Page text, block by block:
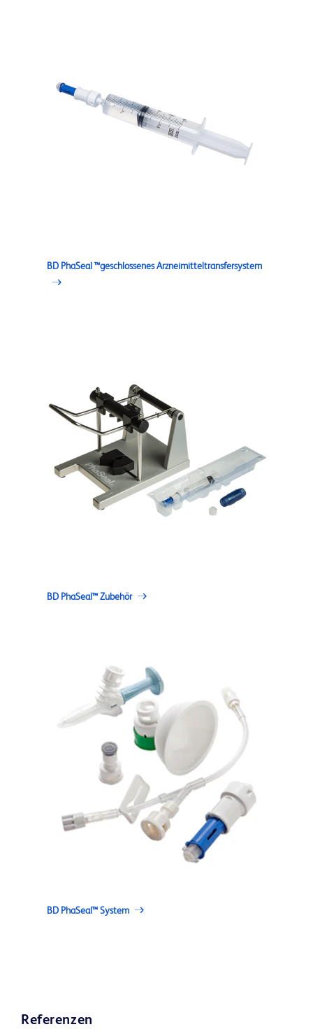
BD PhaSeal ™geschlossenes Arzneimitteltransfersystem
BD PhaSeal™ Zubehör
BD PhaSeal™ System
Referenzen